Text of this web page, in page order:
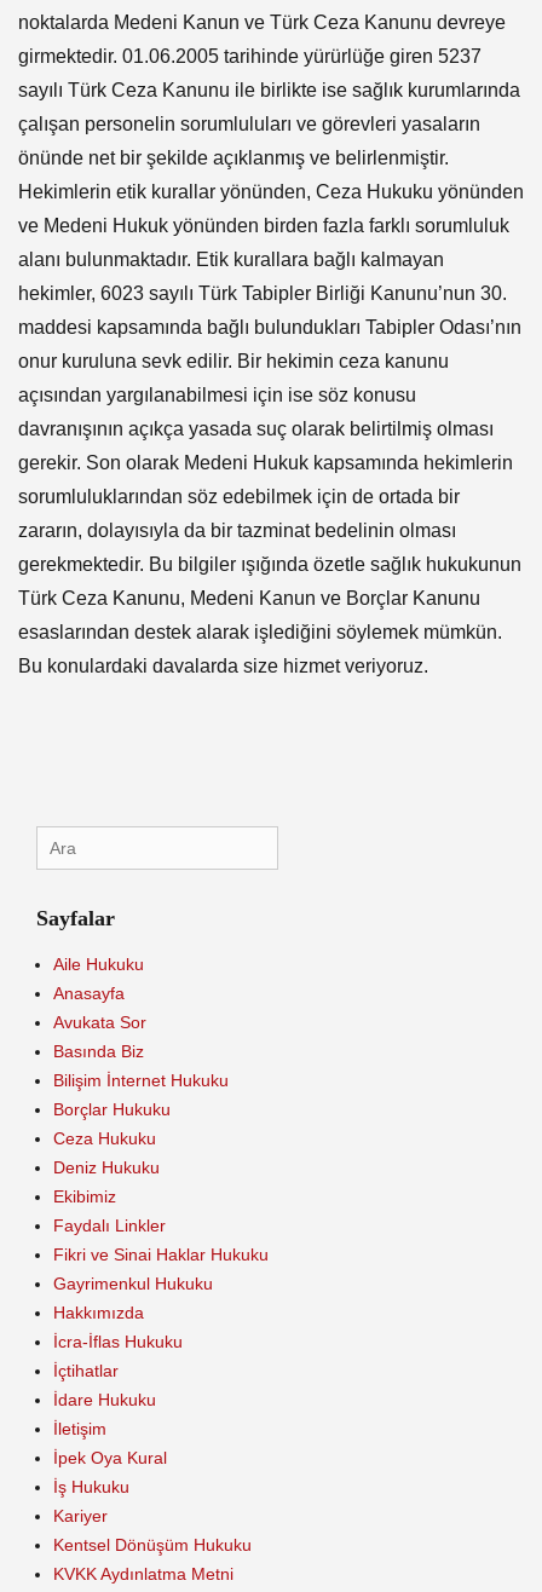
noktalarda Medeni Kanun ve Türk Ceza Kanunu devreye
girmektedir. 01.06.2005 tarihinde yürürlüğe giren 5237
sayılı Türk Ceza Kanunu ile birlikte ise sağlık kurumlarında
çalışan personelin sorumluluları ve görevleri yasaların
önünde net bir şekilde açıklanmış ve belirlenmiştir.
Hekimlerin etik kurallar yönünden, Ceza Hukuku yönünden
ve Medeni Hukuk yönünden birden fazla farklı sorumluluk
alanı bulunmaktadır. Etik kurallara bağlı kalmayan
hekimler, 6023 sayılı Türk Tabipler Birliği Kanunu’nun 30.
maddesi kapsamında bağlı bulundukları Tabipler Odası’nın
onur kuruluna sevk edilir. Bir hekimin ceza kanunu
açısından yargılanabilmesi için ise söz konusu
davranışının açıkça yasada suç olarak belirtilmiş olması
gerekir. Son olarak Medeni Hukuk kapsamında hekimlerin
sorumluluklarından söz edebilmek için de ortada bir
zararın, dolayısıyla da bir tazminat bedelinin olması
gerekmektedir. Bu bilgiler ışığında özetle sağlık hukukunun
Türk Ceza Kanunu, Medeni Kanun ve Borçlar Kanunu
esaslarından destek alarak işlediğini söylemek mümkün.
Bu konulardaki davalarda size hizmet veriyoruz.
Search
for:
Sayfalar
Aile Hukuku
Anasayfa
Avukata Sor
Basında Biz
Bilişim İnternet Hukuku
Borçlar Hukuku
Ceza Hukuku
Deniz Hukuku
Ekibimiz
Faydalı Linkler
Fikri ve Sinai Haklar Hukuku
Gayrimenkul Hukuku
Hakkımızda
İcra-İflas Hukuku
İçtihatlar
İdare Hukuku
İletişim
İpek Oya Kural
İş Hukuku
Kariyer
Kentsel Dönüşüm Hukuku
KVKK Aydınlatma Metni